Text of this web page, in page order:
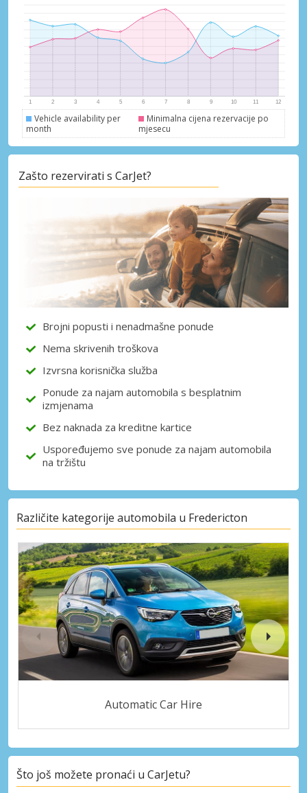
Posebni popusti
Pristupite ekskluzivnim ponudama naših
dobavljača
Prijava putem eLinka
Vehicle availability per
month
Minimalna cijena rezervacije po
mjesecu
Zašto rezervirati s CarJet?
Brojni popusti i nenadmašne ponude
Nema skrivenih troškova
Izvrsna korisnička služba
Ponude za najam automobila s besplatnim
izmjenama
Bez naknada za kreditne kartice
Uspoređujemo sve ponude za najam automobila
na tržištu
Različite kategorije automobila u Fredericton
Automatic Car Hire
Što još možete pronaći u CarJetu?